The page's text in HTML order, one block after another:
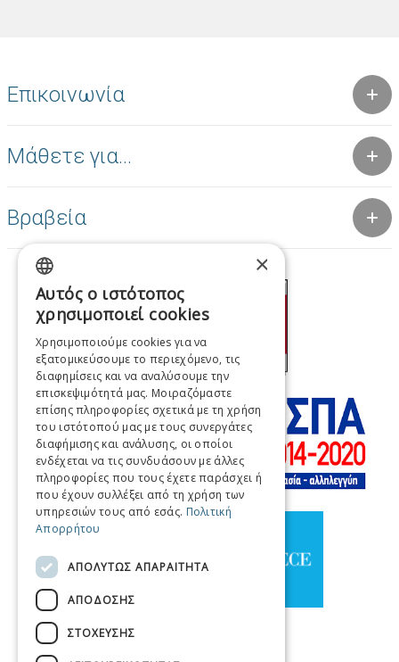
Επικοινωνία
Μάθετε για...
Βραβεία
GREEK
FRENCH
ITALIAN
GERMAN
SPANISH
CHINESE (SIMPLIFIED)
CHINESE
×
Αυτός ο ιστότοπος
χρησιμοποιεί cookies
Χρησιμοποιούμε cookies για να
εξατομικεύσουμε το περιεχόμενο, τις
διαφημίσεις και να αναλύσουμε την
επισκεψιμότητά μας. Μοιραζόμαστε
επίσης πληροφορίες σχετικά με τη χρήση
του ιστότοπού μας με τους συνεργάτες
διαφήμισης και ανάλυσης, οι οποίοι
ενδέχεται να τις συνδυάσουν με άλλες
πληροφορίες που τους έχετε παράσχει ή
που έχουν συλλέξει από τη χρήση των
υπηρεσιών τους από εσάς. Πολιτική
Απορρήτου
ΑΠΟΛΎΤΩΣ ΑΠΑΡΑΊΤΗΤΑ
ΑΠΌΔΟΣΗΣ
ΣΤΌΧΕΥΣΗΣ